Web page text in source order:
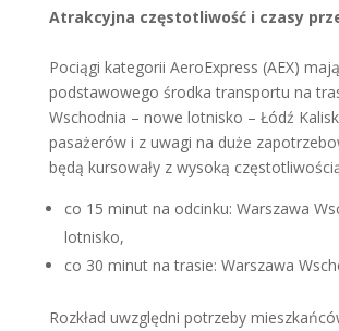
Atrakcyjna częstotliwość i czasy
Pociągi kategorii AeroExpress (AEX)
podstawowego środka transportu na
Wschodnia – nowe lotnisko – Łódź
pasażerów i z uwagi na duże
będą kursowały z wysoką
co 15 minut na odcinku: Warszawa
lotnisko,
co 30 minut na trasie: Warszawa
Rozkład uwzględni potrzeby